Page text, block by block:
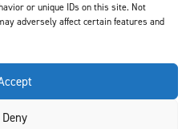
or unique IDs on this site. Not
adversely affect certain features and
Deny